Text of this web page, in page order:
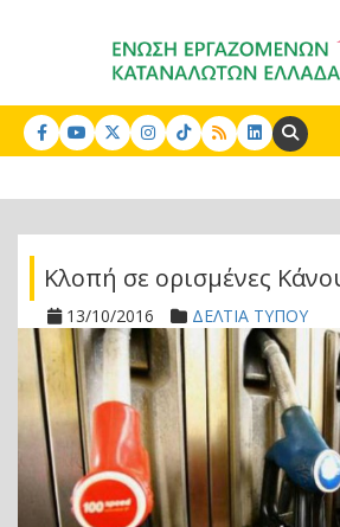
Search:
Κλοπή σε ορισμένες
13/10/2016 ΔΕΛΤΙΑ ΤΥΠΟΥ